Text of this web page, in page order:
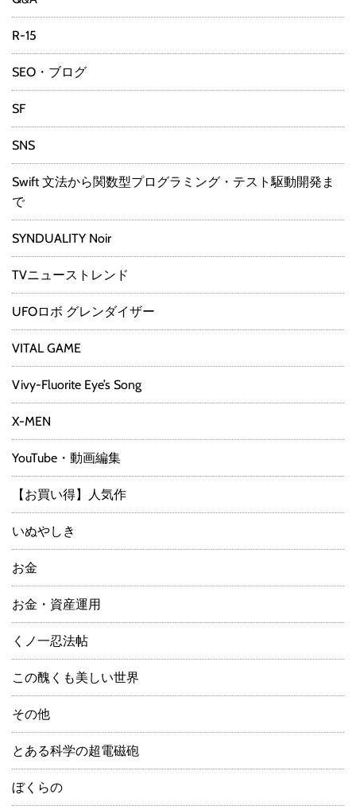
R-15
SEO・ブログ
SF
SNS
Swift 文法から関数型プログラミング・テスト駆動開発ま
で
SYNDUALITY Noir
TVニューストレンド
UFOロボ グレンダイザー
VITAL GAME
Vivy-Fluorite Eye’s Song
X-MEN
YouTube・動画編集
【お買い得】人気作
いぬやしき
お金
お金・資産運用
くノ一忍法帖
この醜くも美しい世界
その他
とある科学の超電磁砲
ぼくらの